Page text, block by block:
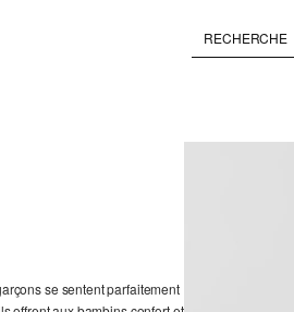
se sentent parfaitement